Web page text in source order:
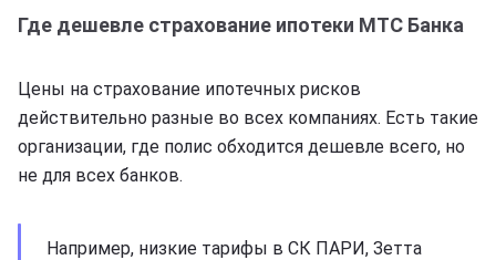
Где дешевле страхование ипотеки МТС Банка
Цены на страхование ипотечных рисков
действительно разные во всех компаниях. Есть такие
организации, где полис обходится дешевле всего, но
не для всех банков.
Например, низкие тарифы в СК ПАРИ, Зетта